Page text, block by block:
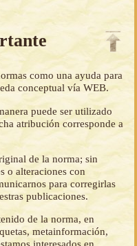
como una ayuda para
conceptual vía WEB.
puede ser utilizado
atribución corresponde a
de la norma; sin
o alteraciones con
para corregirlas
publicaciones.
de la norma, en
metainformación,